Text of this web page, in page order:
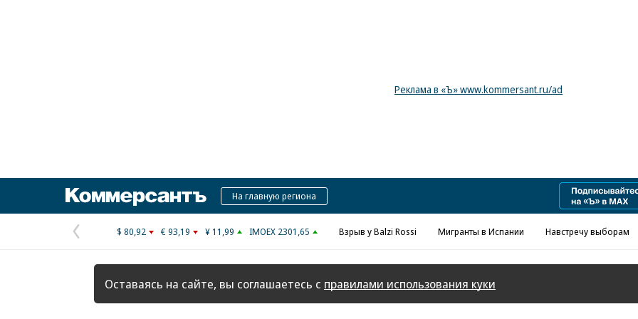
Реклама в «Ъ» www.kommersant.ru/ad
КоммерсантъНа главную региона
Предыдущая
страница
$ 80,92 € 93,19 ¥ 11,99 IMOEX 2301,65 Взрыв у Balzi Rossi Мигранты в Испании Навстречу выборам
Оставаясь на сайте, вы соглашаетесь с правилами использования куки